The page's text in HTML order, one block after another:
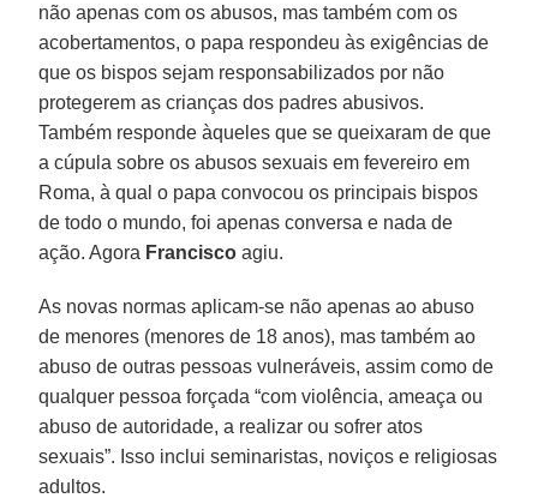
não apenas com os abusos, mas também com os
acobertamentos, o papa respondeu às exigências de
que os bispos sejam responsabilizados por não
protegerem as crianças dos padres abusivos.
Também responde àqueles que se queixaram de que
a cúpula sobre os abusos sexuais em fevereiro em
Roma, à qual o papa convocou os principais bispos
de todo o mundo, foi apenas conversa e nada de
ação. Agora Francisco agiu.
As novas normas aplicam-se não apenas ao abuso
de menores (menores de 18 anos), mas também ao
abuso de outras pessoas vulneráveis, assim como de
qualquer pessoa forçada “com violência, ameaça ou
abuso de autoridade, a realizar ou sofrer atos
sexuais”. Isso inclui seminaristas, noviços e religiosas
adultos.